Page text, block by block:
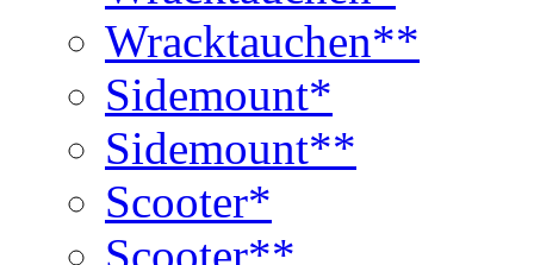
Wracktauchen**
Sidemount*
Sidemount**
Scooter*
Scooter**